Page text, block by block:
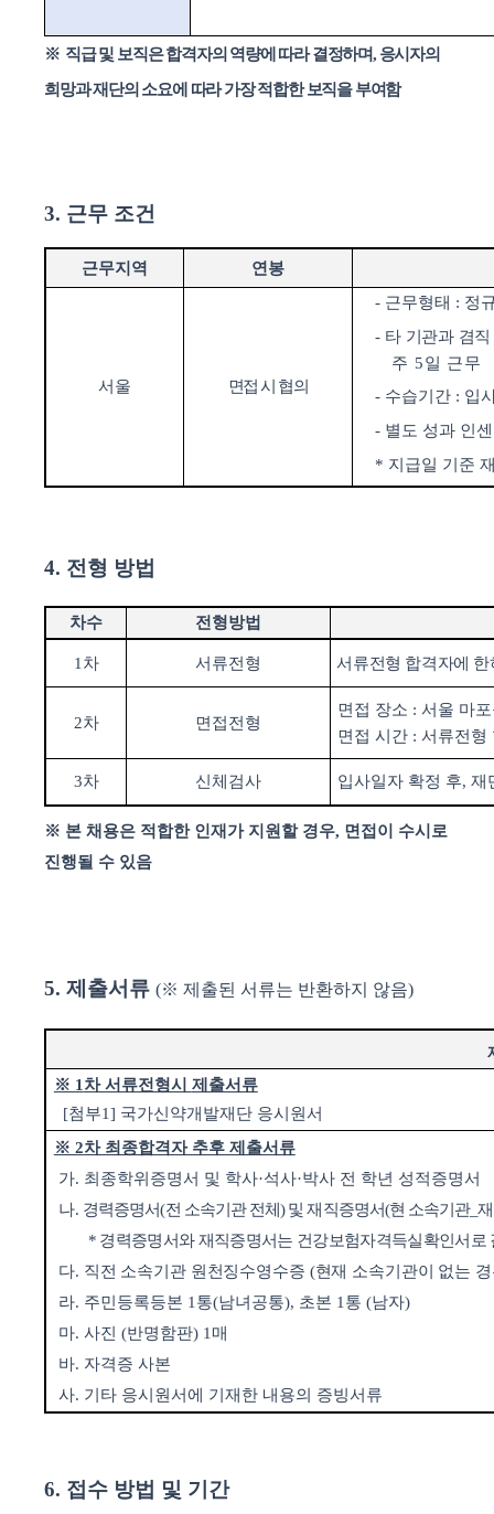
※ 직급 및 보직은 합격자의 역량에 따라 결정하며, 응시자의
희망과 재단의 소요에 따라 가장 적합한 보직을 부여함
3. 근무 조건
근무지역 연봉
서울 면접 시 협의
- 근무형태 : 정
- 타 기관과 겸직
주 5일 근무
- 수습기간 : 입
- 별도 성과 인
* 지급일 기준
4. 전형 방법
차수 전형방법
1 차 서류전형 서류전형 합격자에
2차 면접전형
면접 장소 : 서울 마
면접 시간 : 서류전형
3차 신체검사 입사일자 확정 후, 재
※ 본 채용은 적합한 인재가 지원할 경우, 면접이 수시로
진행될 수 있음
5. 제출서류 (※ 제출된 서류는 반환하지 않음)
※ 1 차 서류전형시 제출서류
[첨부1] 국가신약개발재단 응시원서
※ 2차 최종합격자 추후 제출서류
가. 최종학위증명서 및 학사·석사·박사 전 학년 성적증명서
나. 경력증명서(전 소속기관 전체)및 재직증명서(현 소속기관_
* 경력증명서와 재직증명서는 건강보험자격득실확인서로
다. 직전 소속기관 원천징수영수증 (현재 소속기관이 없는
라. 주민등록등본 1 통(남녀공통), 초본 1 통 (남자)
마. 사진 (반명함판) 1 매
바. 자격증 사본
사. 기타 응시원서에 기재한 내용의 증빙서류
6. 접수 방법 및 기간